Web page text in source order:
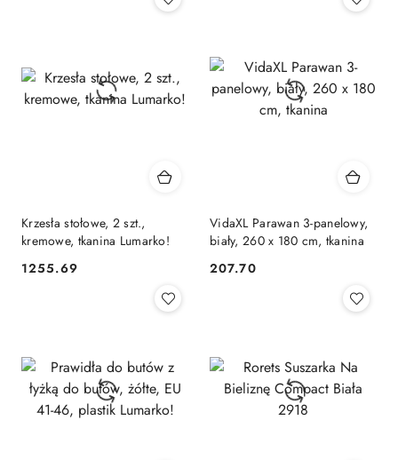
Krzesła stołowe, 2 szt.,
kremowe, tkanina Lumarko!
Cena:
1255.69
VidaXL Parawan 3-panelowy,
biały, 260 x 180 cm, tkanina
Cena:
207.70